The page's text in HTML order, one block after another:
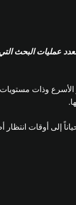
المحلي) والقيعان (في
إلى أوقات انتظار